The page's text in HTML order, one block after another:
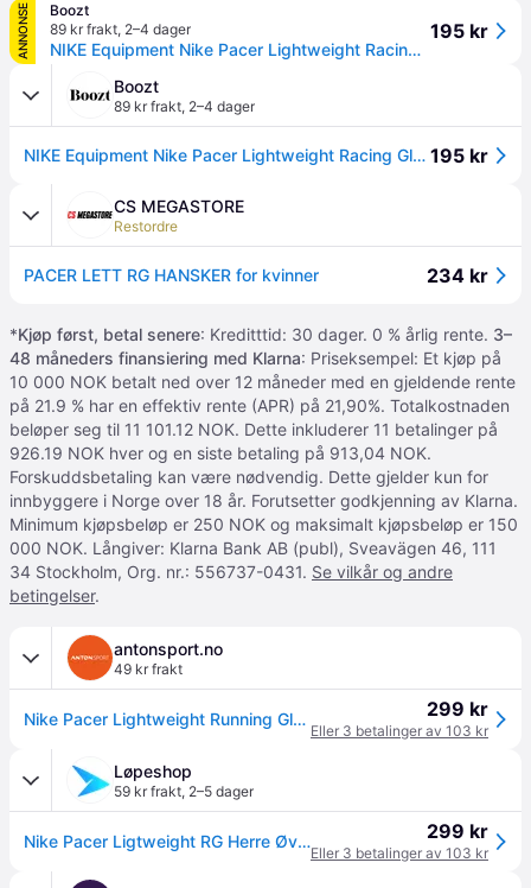
ANNONSE
Boozt
89 kr frakt, 2–4 dager
NIKE Equipment Nike Pacer Lightweight Racing Glooves - Black - XL
195 kr
Boozt
89 kr frakt, 2–4 dager
NIKE Equipment Nike Pacer Lightweight Racing Glooves - Black - S 195 kr
CS MEGASTORE
Restordre
PACER LETT RG HANSKER for kvinner 234 kr
*Kjøp først, betal senere: Kreditttid: 30 dager. 0 % årlig rente. 3–
48 måneders finansiering med Klarna: Priseksempel: Et kjøp på
10 000 NOK betalt ned over 12 måneder med en gjeldende rente
på 21.9 % har en effektiv rente (APR) på 21,90%. Totalkostnaden
beløper seg til 11 101.12 NOK. Dette inkluderer 11 betalinger på
926.19 NOK hver og en siste betaling på 913,04 NOK.
Forskuddsbetaling kan være nødvendig. Dette gjelder kun for
innbyggere i Norge over 18 år. Forutsetter godkjenning av Klarna.
Minimum kjøpsbeløp er 250 NOK og maksimalt kjøpsbeløp er 150
000 NOK. Långiver: Klarna Bank AB (publ), Sveavägen 46, 111
34 Stockholm, Org. nr.: 556737-0431. Se vilkår og andre
betingelser.
antonsport.no
49 kr frakt
Nike Pacer Lightweight Running Gloves Herre 299 kr
Eller 3 betalinger av 103 kr
Løpeshop
59 kr frakt, 2–5 dager
Nike Pacer Ligtweight RG Herre Øvrig bekledning Svart 299 kr
Eller 3 betalinger av 103 kr